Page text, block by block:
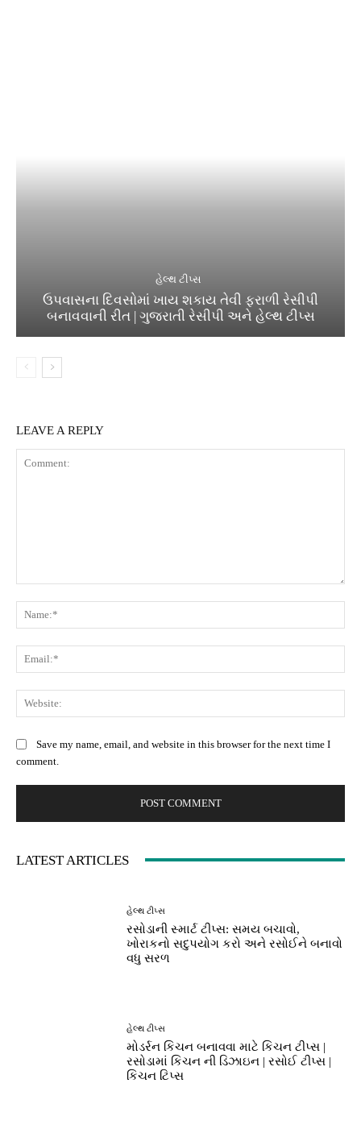
હેલ્થ ટીપ્સ
ઉપવાસના દિવસોમાં ખાય શકાય તેવી ફરાળી રેસીપી
બનાવવાની રીત | ગુજરાતી રેસીપી અને હેલ્થ ટીપ્સ
LEAVE A REPLY
Save my name, email, and website in this browser for the next time I
comment.
LATEST ARTICLES
હેલ્થ ટીપ્સ
રસોડાની સ્માર્ટ ટીપ્સ: સમય બચાવો,
ખોરાકનો સદુપયોગ કરો અને રસોઈને બનાવો
વધુ સરળ
હેલ્થ ટીપ્સ
મોડર્રન કિચન બનાવવા માટે કિચન ટીપ્સ |
રસોડામાં કિચન ની ડિઝાઇન | રસોઈ ટીપ્સ |
કિચન ટિપ્સ